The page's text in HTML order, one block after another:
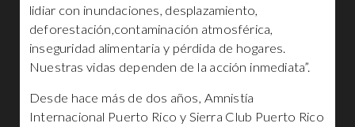
lidiar con inundaciones, desplazamiento,
deforestación,contaminación atmosférica,
inseguridad alimentaria y pérdida de hogares.
Nuestras vidas dependen de la acción inmediata”.
Desde hace más de dos años, Amnistía
Internacional Puerto Rico y Sierra Club Puerto Rico